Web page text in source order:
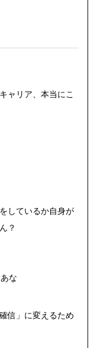
ャリア、本当にこ
しているか自身が
？
な
信」に変えるため